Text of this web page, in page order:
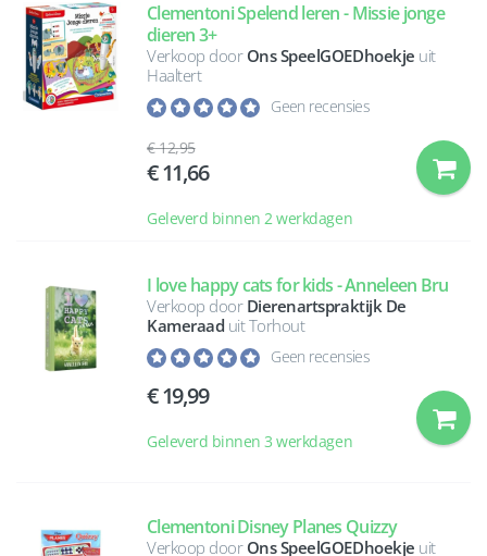
Clementoni Spelend leren - Missie jonge
dieren 3+
Verkoop door Ons SpeelGOEDhoekje uit
Haaltert
Geen recensies
12,95
11,66
Geleverd binnen 2 werkdagen
I love happy cats for kids - Anneleen Bru
Verkoop door Dierenartspraktijk De
Kameraad uit Torhout
Geen recensies
19,99
Geleverd binnen 3 werkdagen
Clementoni Disney Planes Quizzy
Verkoop door Ons SpeelGOEDhoekje uit